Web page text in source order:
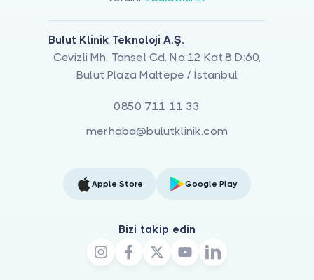
Bulut Klinik Teknoloji A.Ş.
Cevizli Mh. Tansel Cd. No:12 Kat:8 D:60,
Bulut Plaza Maltepe / İstanbul
0850 711 11 33
merhaba@bulutklinik.com
Apple Store Google Play
Bizi takip edin